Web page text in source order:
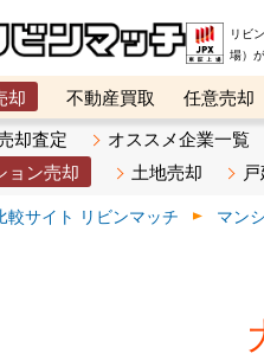
リビ
場）
却 不動産買取 任意売却
示場
ベスト不動産カンパニ
却査定 オススメ企業一覧
ョン売却
土地売却
較サイト リビンマッチ マン